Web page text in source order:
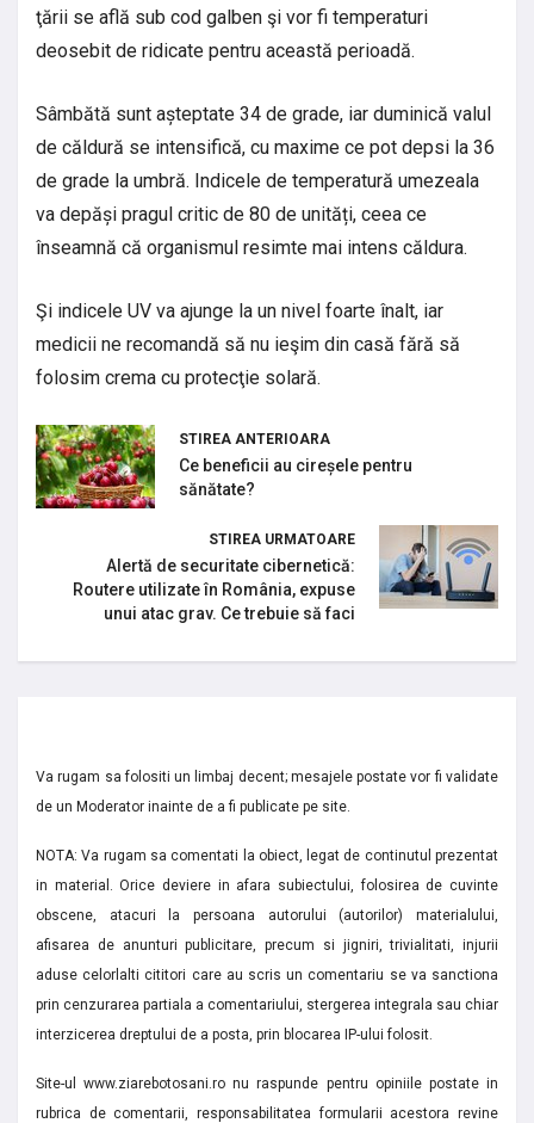
ţării se află sub cod galben şi vor fi temperaturi
deosebit de ridicate pentru această perioadă.
Sâmbătă sunt așteptate 34 de grade, iar duminică valul
de căldură se intensifică, cu maxime ce pot depsi la 36
de grade la umbră. Indicele de temperatură umezeala
va depăși pragul critic de 80 de unități, ceea ce
înseamnă că organismul resimte mai intens căldura.
Şi indicele UV va ajunge la un nivel foarte înalt, iar
medicii ne recomandă să nu ieşim din casă fără să
folosim crema cu protecţie solară.
STIREA ANTERIOARA
Ce beneficii au cireșele pentru
sănătate?
STIREA URMATOARE
Alertă de securitate cibernetică:
Routere utilizate în România, expuse
unui atac grav. Ce trebuie să faci
Va rugam sa folositi un limbaj decent; mesajele postate vor fi validate
de un Moderator inainte de a fi publicate pe site.
NOTA: Va rugam sa comentati la obiect, legat de continutul prezentat
in material. Orice deviere in afara subiectului, folosirea de cuvinte
obscene, atacuri la persoana autorului (autorilor) materialului,
afisarea de anunturi publicitare, precum si jigniri, trivialitati, injurii
aduse celorlalti cititori care au scris un comentariu se va sanctiona
prin cenzurarea partiala a comentariului, stergerea integrala sau chiar
interzicerea dreptului de a posta, prin blocarea IP-ului folosit.
Site-ul www.ziarebotosani.ro nu raspunde pentru opiniile postate in
rubrica de comentarii, responsabilitatea formularii acestora revine